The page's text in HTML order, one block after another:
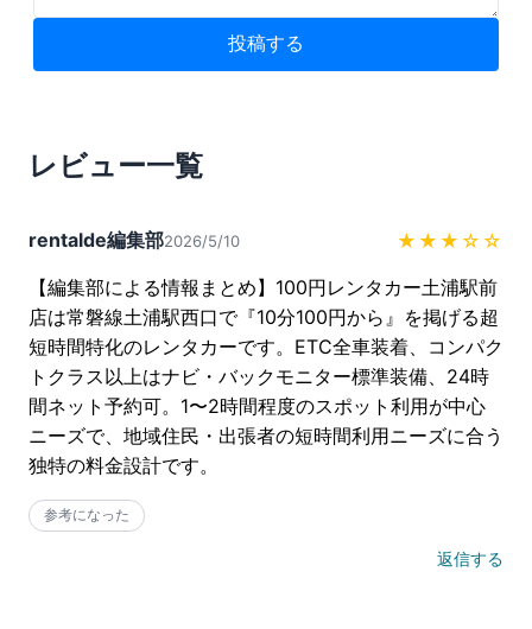
投稿する
レビュー一覧
rentalde編集部2026/5/10 ★★★ ☆☆
【編集部による情報まとめ】100円レンタカー土浦駅前
店は常磐線土浦駅西口で『10分100円から』を掲げる超
短時間特化のレンタカーです。ETC全車装着、コンパク
トクラス以上はナビ・バックモニター標準装備、24時
間ネット予約可。1〜2時間程度のスポット利用が中心
ニーズで、地域住民・出張者の短時間利用ニーズに合う
独特の料金設計です。
参考になった
返信する